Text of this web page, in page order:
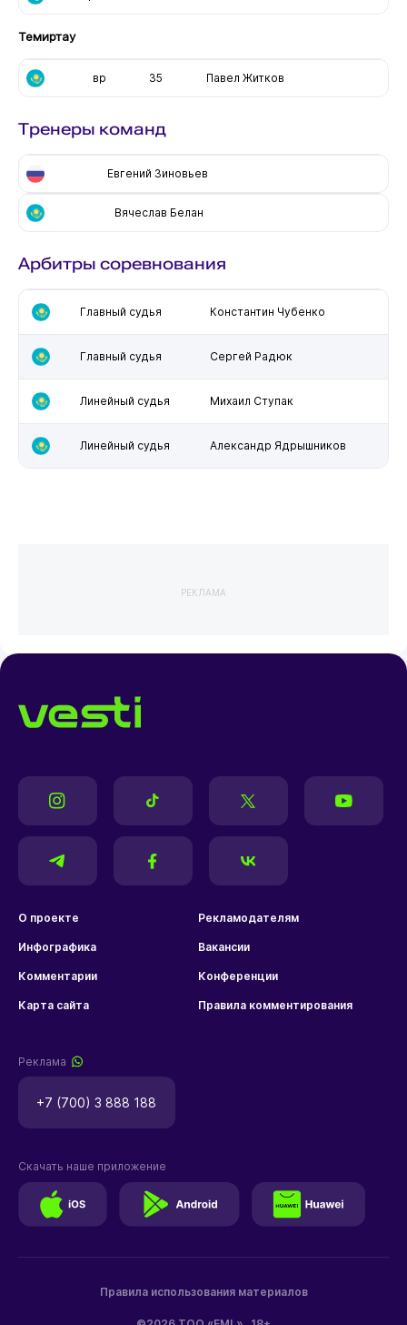
Темиртау
вр 35 Павел Житков
Тренеры команд
Евгений Зиновьев
Вячеслав Белан
Арбитры соревнования
Главный судья Константин Чубенко
Главный судья Сергей Радюк
Линейный судья Михаил Ступак
Линейный судья Александр Ядрышников
РЕКЛАМА
О проекте Рекламодателям
Инфографика Вакансии
Комментарии Конференции
Карта сайта Правила комментирования
Реклама
+7 (700) 3 888 188
Правила использования материалов
Скачать наше приложение